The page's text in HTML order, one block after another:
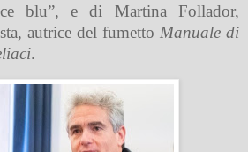
blu”, e di Martina Follador,
autrice del fumetto Manuale di
.